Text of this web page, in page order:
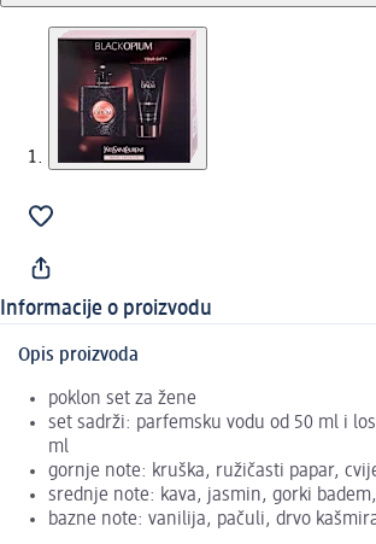
Informacije o proizvodu
Opis proizvoda
poklon set za žene
set sadrži: parfemsku vodu od 50 ml i
ml
gornje note: kruška, ružičasti papar,
srednje note: kava, jasmin, gorki
bazne note: vanilija, pačuli, drvo